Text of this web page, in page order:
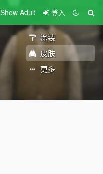
Show Adult 登入
涂装
皮肤
更多